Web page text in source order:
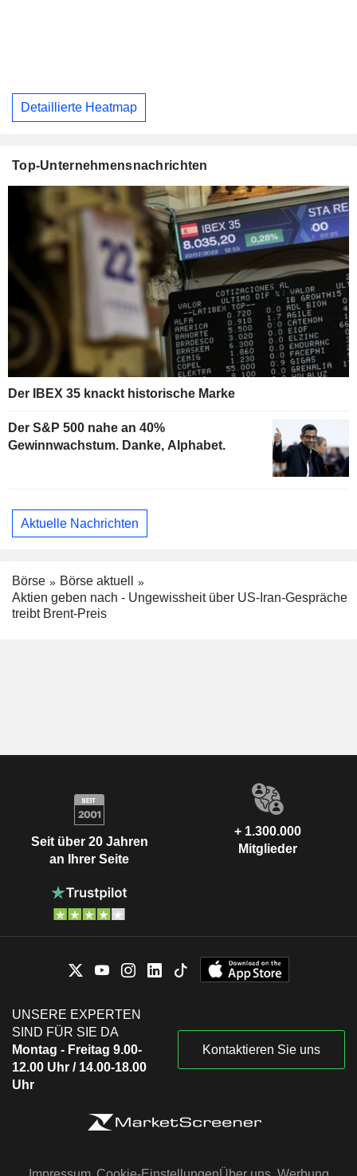
Detaillierte Heatmap
Top-Unternehmensnachrichten
Der IBEX 35 knackt historische Marke
Der S&P 500 nahe an 40%
Gewinnwachstum. Danke, Alphabet.
Aktuelle Nachrichten
Börse
Börse aktuell
Aktien geben nach - Ungewissheit über US-Iran-Gespräche
treibt Brent-Preis
Seit über 20 Jahren
an Ihrer Seite
+ 1.300.000
Mitglieder
UNSERE EXPERTEN
SIND FÜR SIE DA
Montag - Freitag 9.00-
12.00 Uhr / 14.00-18.00
Uhr
Kontaktieren Sie uns